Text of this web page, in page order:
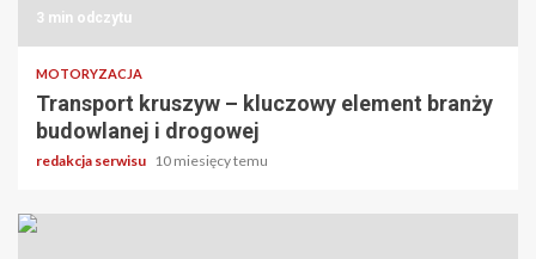
3 min odczytu
MOTORYZACJA
Transport kruszyw – kluczowy element branży
budowlanej i drogowej
redakcja serwisu 10 miesięcy temu